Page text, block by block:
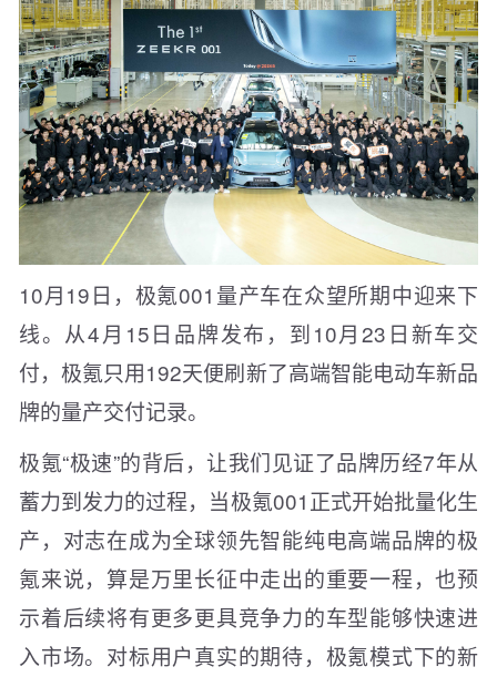
10月19日，极氪001量产车在众望所期中迎来下
线。从4月15日品牌发布，到10月23日新车交
付，极氪只用192天便刷新了高端智能电动车新品
牌的量产交付记录。
极氪“极速”的背后，让我们见证了品牌历经7年从
蓄力到发力的过程，当极氪001正式开始批量化生
产，对志在成为全球领先智能纯电高端品牌的极
氪来说，算是万里长征中走出的重要一程，也预
示着后续将有更多更具竞争力的车型能够快速进
入市场。对标用户真实的期待，极氪模式下的新